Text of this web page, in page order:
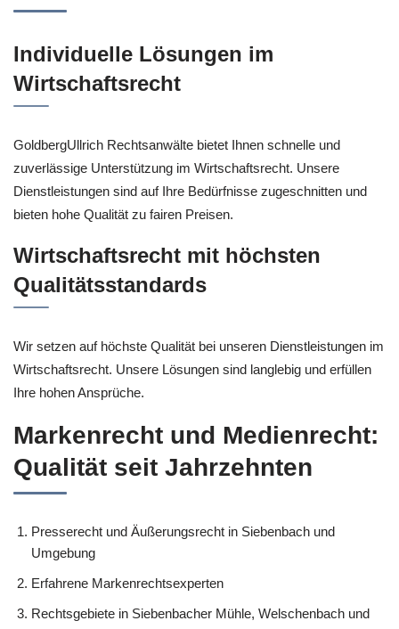
Individuelle Lösungen im
Wirtschaftsrecht
GoldbergUllrich Rechtsanwälte bietet Ihnen schnelle und
zuverlässige Unterstützung im Wirtschaftsrecht. Unsere
Dienstleistungen sind auf Ihre Bedürfnisse zugeschnitten und
bieten hohe Qualität zu fairen Preisen.
Wirtschaftsrecht mit höchsten
Qualitätsstandards
Wir setzen auf höchste Qualität bei unseren Dienstleistungen im
Wirtschaftsrecht. Unsere Lösungen sind langlebig und erfüllen
Ihre hohen Ansprüche.
Markenrecht und Medienrecht:
Qualität seit Jahrzehnten
Presserecht und Äußerungsrecht in Siebenbach und
Umgebung
Erfahrene Markenrechtsexperten
Rechtsgebiete in Siebenbacher Mühle, Welschenbach und